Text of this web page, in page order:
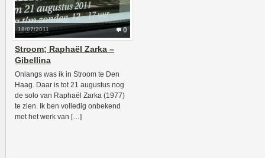
0
18/07/2011
Stroom; Raphaël Zarka –
Gibellina
Onlangs was ik in Stroom te Den
Haag. Daar is tot 21 augustus nog
de solo van Raphaël Zarka (1977)
te zien. Ik ben volledig onbekend
met het werk van […]